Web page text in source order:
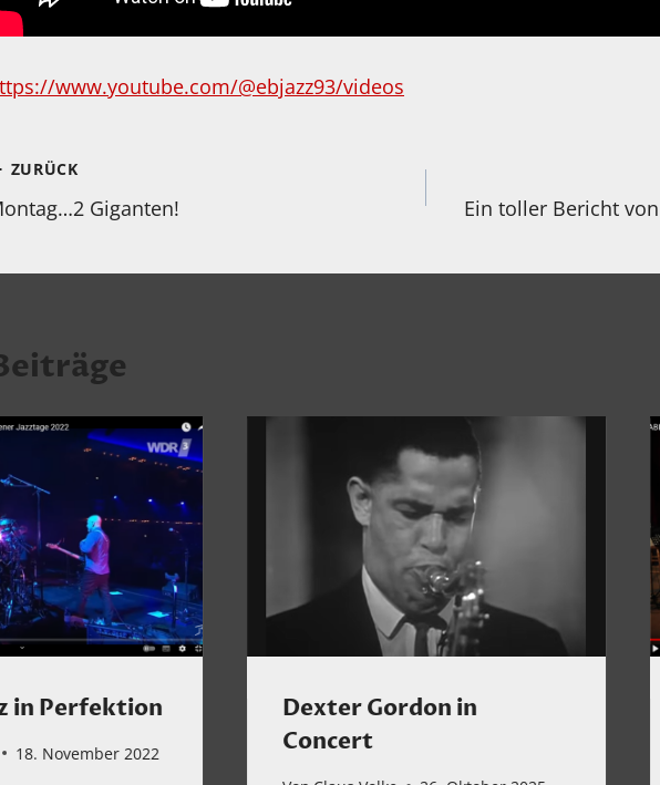
www.youtube.com/@ebjazz93/videos
ZURÜCK
Giganten! Ein toller Bericht
in Perfektion
18. November 2022
Dexter Gordon in
Concert